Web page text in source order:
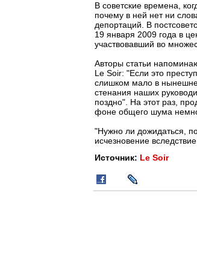
В советские времена,
почему в ней нет ни
депортаций. В
19 января 2009 года в
участвовавший во
Авторы статьи
Le Soir: "Если это
слишком мало в
стенания наших
поздно". На этот раз,
фоне общего шума
"Нужно ли дожидаться,
исчезновение
Источник: Le Soir